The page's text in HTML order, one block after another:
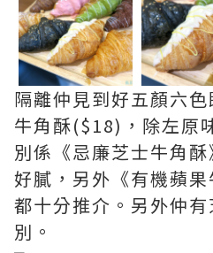
隔離仲見到好五顏六
牛角酥($18)，除左原
別係《忌廉芝士牛角
好膩，另外《有機蘋
都十分推介。另外仲
別。